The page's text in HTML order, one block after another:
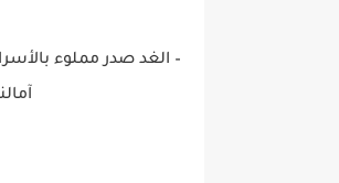
– الغد صدر مملوء